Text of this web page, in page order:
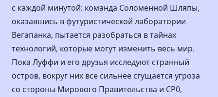
с каждой минутой: команда Соломенной Шляпы,
оказавшись в футуристической лаборатории
Вегапанка, пытается разобраться в тайнах
технологий, которые могут изменить весь мир.
Пока Луффи и его друзья исследуют странный
остров, вокруг них все сильнее сгущается угроза
со стороны Мирового Правительства и CP0,